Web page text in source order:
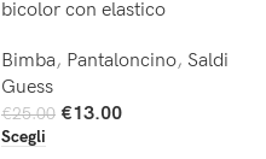
bicolor con elastico
Bimba, Pantaloncino, Saldi
Guess
€25.00 €13.00
Scegli